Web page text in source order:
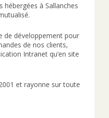
hébergées à Sallanches
de développement pour
de nos clients,
Intranet qu’en site
et rayonne sur toute